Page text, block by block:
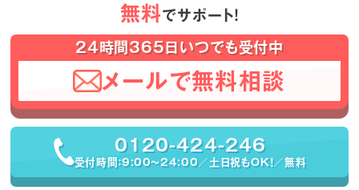
無料でサポート！
24時間365日いつでも受付中
メールで無料相談
0120-424-246
受付時間：9:00〜24:00／土日祝もOK！／無料